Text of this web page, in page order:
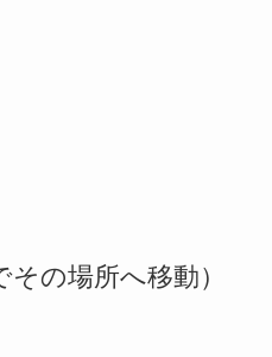
の場所へ移動）